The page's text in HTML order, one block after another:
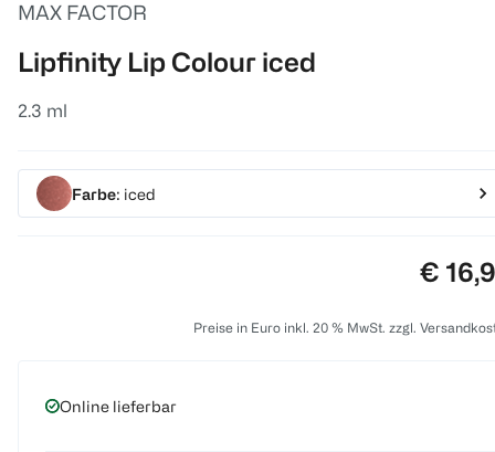
MAX FACTOR
Lipfinity Lip Colour iced
2.3 ml
Farbe: iced
Preis:
€
Preise in Euro inkl. 20 % MwSt. zzgl.
Online lieferbar